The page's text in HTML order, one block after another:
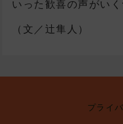
いった歓喜の声がい
（文／辻隼人）
プライ